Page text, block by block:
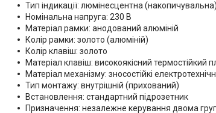
Тип індикації: люмінесцентна (накопичувальна)
Номінальна напруга: 230 В
Матеріал рамки: анодований алюміній
Колір рамки: золото (алюміній)
Колір клавіш: золото
Матеріал клавіш: високоякісний термостійкий
Матеріал механізму: зносостійкі
Тип монтажу: внутрішній (прихований)
Встановлення: стандартний підрозетник
Призначення: незалежне керування двома